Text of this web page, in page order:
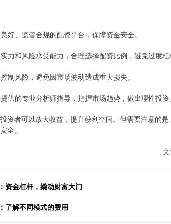
好、监管合规的配资平台，保障资金安全。
力和风险承受能力，合理选择配资比例，避免过度杠
制风险，避免因市场波动造成重大损失。
供的专业分析师指导，把握市场趋势，做出理性投资
资者可以放大收益，提升获利空间。但需要注意的
全。
资金杠杆，撬动财富大门
了解不同模式的费用